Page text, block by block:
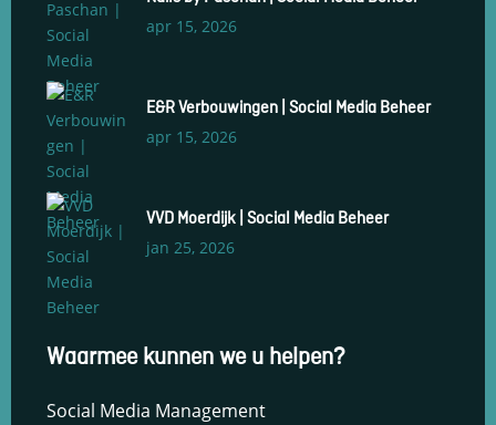
apr 15, 2026
E&R Verbouwingen | Social Media Beheer
apr 15, 2026
VVD Moerdijk | Social Media Beheer
jan 25, 2026
Waarmee kunnen we u helpen?
Social Media Management
algehele
analyses uit
te voeren.